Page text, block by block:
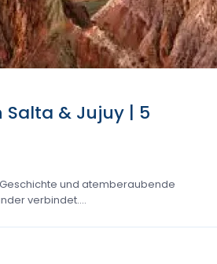
Salta & Jujuy | 5
Geschichte und atemberaubende
verbindet....